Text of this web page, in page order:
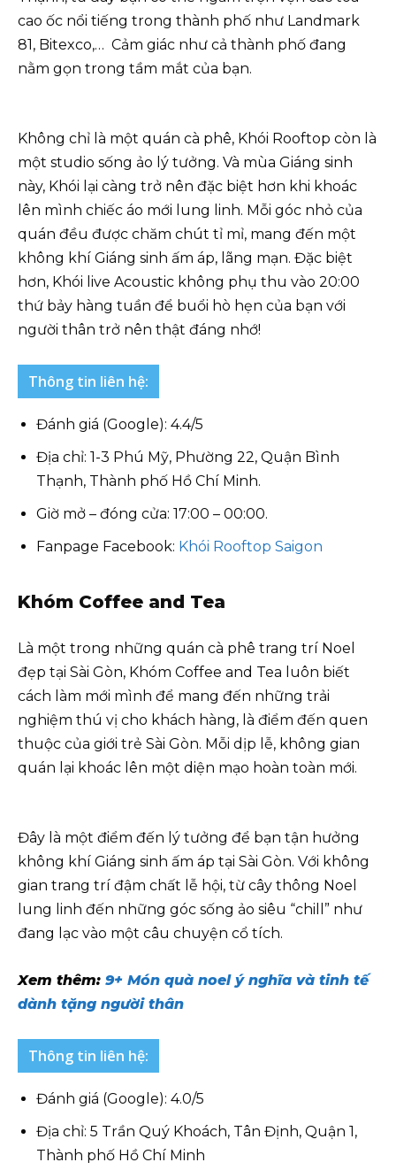
cao ốc nổi tiếng trong thành phố như Landmark
81, Bitexco,… Cảm giác như cả thành phố đang
nằm gọn trong tầm mắt của bạn.
Không chỉ là một quán cà phê, Khói Rooftop còn là
một studio sống ảo lý tưởng. Và mùa Giáng sinh
này, Khói lại càng trở nên đặc biệt hơn khi khoác
lên mình chiếc áo mới lung linh. Mỗi góc nhỏ của
quán đều được chăm chút tỉ mỉ, mang đến một
không khí Giáng sinh ấm áp, lãng mạn. Đặc biệt
hơn, Khói live Acoustic không phụ thu vào 20:00
thứ bảy hàng tuần để buổi hò hẹn của bạn với
người thân trở nên thật đáng nhớ!
Thông tin liên hệ:
Đánh giá (Google): 4.4/5
Địa chỉ: 1-3 Phú Mỹ, Phường 22, Quận Bình
Thạnh, Thành phố Hồ Chí Minh.
Giờ mở – đóng cửa: 17:00 – 00:00.
Fanpage Facebook: Khói Rooftop Saigon
Khóm Coffee and Tea
Là một trong những quán cà phê trang trí Noel
đẹp tại Sài Gòn, Khóm Coffee and Tea luôn biết
cách làm mới mình để mang đến những trải
nghiệm thú vị cho khách hàng, là điểm đến quen
thuộc của giới trẻ Sài Gòn. Mỗi dịp lễ, không gian
quán lại khoác lên một diện mạo hoàn toàn mới.
Đây là một điểm đến lý tưởng để bạn tận hưởng
không khí Giáng sinh ấm áp tại Sài Gòn. Với không
gian trang trí đậm chất lễ hội, từ cây thông Noel
lung linh đến những góc sống ảo siêu “chill” như
đang lạc vào một câu chuyện cổ tích.
Xem thêm: 9+ Món quà noel ý nghĩa và tinh tế
dành tặng người thân
Thông tin liên hệ:
Đánh giá (Google): 4.0/5
Địa chỉ: 5 Trần Quý Khoách, Tân Định, Quận 1,
Thành phố Hồ Chí Minh